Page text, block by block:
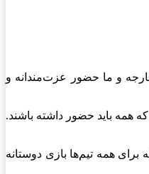
و ما حضور عزت‌مندانه و
همه باید حضور داشته باشند.
همه تیم‌ها بازی دوستانه